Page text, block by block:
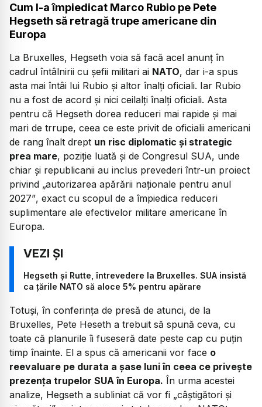
Cum l-a împiedicat Marco Rubio pe Pete
Hegseth să retragă trupe americane din
Europa
La Bruxelles, Hegseth voia să facă acel anunț în
cadrul întâlnirii cu șefii militari ai NATO, dar i-a spus
asta mai întâi lui Rubio și altor înalți oficiali. Iar Rubio
nu a fost de acord și nici ceilalți înalți oficiali. Asta
pentru că Hegseth dorea reduceri mai rapide și mai
mari de trrupe, ceea ce este privit de oficialii americani
de rang înalt drept un risc diplomatic și strategic
prea mare, poziție luată și de Congresul SUA, unde
chiar și republicanii au inclus prevederi într-un proiect
privind „autorizarea apărării naționale pentru anul
2027”, exact cu scopul de a împiedica reduceri
suplimentare ale efectivelor militare americane în
Europa.
Hegseth și Rutte, întrevedere la Bruxelles. SUA insistă
ca țările NATO să aloce 5% pentru apărare
Totuși, în conferința de presă de atunci, de la
Bruxelles, Pete Heseth a trebuit să spună ceva, cu
toate că planurile îi fuseseră date peste cap cu puțin
timp înainte. El a spus că americanii vor face o
reevaluare pe durata a șase luni în ceea ce privește
prezența trupelor SUA în Europa. În urma acestei
analize, Hegseth a subliniat că vor fi „câștigători și